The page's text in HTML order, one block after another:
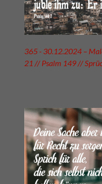
365 - 30.12.2024 –
21 // Psalm 149 //